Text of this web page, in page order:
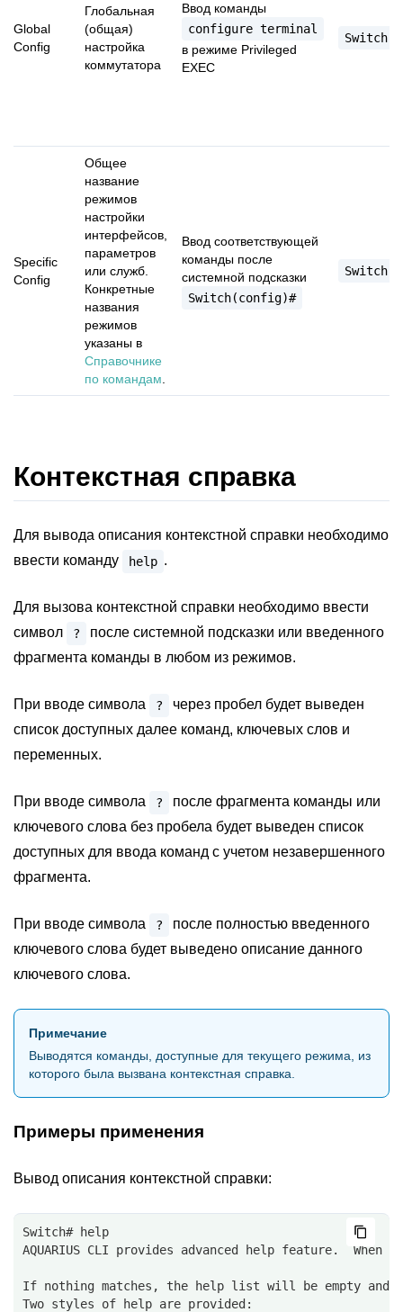
Global
Сonfig
Глобальная
(общая)
настройка
коммутатора
Ввод команды
configure terminal
в режиме Privileged
EXEC
Specific
Сonfig
Общее
название
режимов
настройки
интерфейсов,
параметров
или служб.
Конкретные
названия
режимов
указаны в
Справочнике
по командам
Ввод соответствующей
команды после
системной подсказки
Switch(config)#
Контекстная справка
Для вывода описания контекстной справки необходимо
ввести команду
help .
Для вызова контекстной справки необходимо ввести
символ
?
после системной подсказки или введенного
фрагмента команды в любом из режимов.
При вводе символа ?
через пробел будет выведен
список доступных далее команд, ключевых слов и
переменных.
При вводе символа ?
после фрагмента команды или
ключевого слова без пробела будет выведен список
доступных для ввода команд с учетом незавершенного
фрагмента.
При вводе символа ?
после полностью введенного
ключевого слова будет выведено описание данного
ключевого слова.
Примечание
Выводятся команды, доступные для текущего режима, из
которого была вызвана контекстная справка.
Примеры применения
Вывод описания контекстной справки:
Switch# help
AQUARIUS CLI provides advanced help feature.
If nothing matches, the help list will be empty and
Two styles of help are provided: